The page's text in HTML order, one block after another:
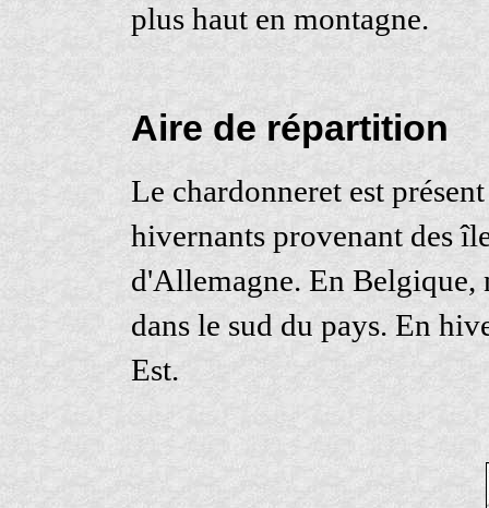
plus haut en montagne.
Aire de répartition
Le chardonneret est
hivernants provenant des
d'Allemagne. En Belgique,
dans le sud du pays. En
Est.